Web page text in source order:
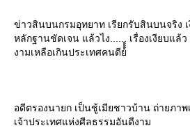
ข่าวสินบนกรมอุทยาท เรียกรับสินบนจริง
หลักฐานชัดเจน แล้วไง...... เรื่องเงียบแล้
งามเหลือเกินประเทศคนดีย์์์์
อดีตรองนายก เป็นชู้เมียชาวบ้าน ถ่ายภาพ
เจ้าประเทศแห่งศีลธรรมอันดีงาม